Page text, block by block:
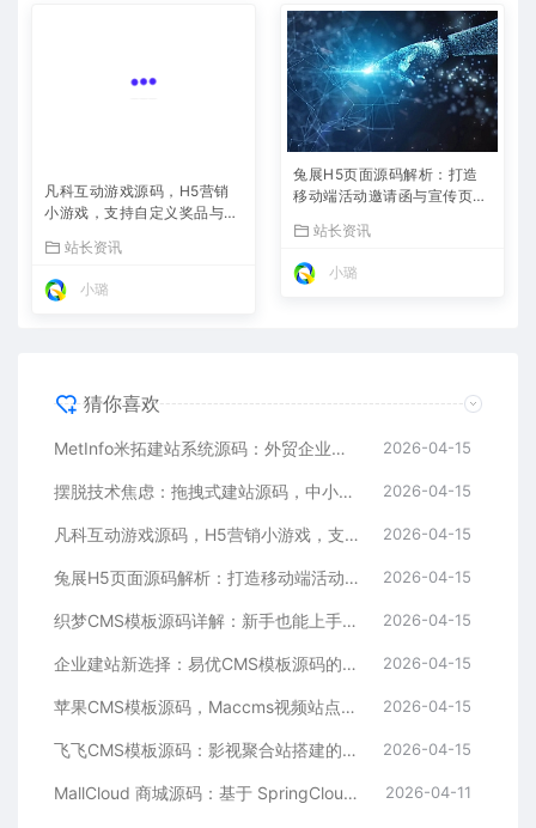
凡科互动游戏源码，H5营销
小游戏，支持自定义奖品与分
站长资讯
小璐
兔展H5页面源码解析：打造
移动端活动邀请函与宣传页的
站长资讯
小璐
猜你喜欢
MetInfo米拓建站系统源码：外贸企业官网的高性价比之选，内置SEO省心落地 2026-04-15
摆脱技术焦虑：拖拽式建站源码，中小企业的数字化捷径 2026-04-15
凡科互动游戏源码，H5营销小游戏，支持自定义奖品与分享 2026-04-15
兔展H5页面源码解析：打造移动端活动邀请函与宣传页的利器 2026-04-15
织梦CMS模板源码详解：新手也能上手的DedeCMS二次开发与建站指南 2026-04-15
企业建站新选择：易优CMS模板源码的多语言与SEO优势 2026-04-15
苹果CMS模板源码，Maccms视频站点，影视资源站模板首选 2026-04-15
飞飞CMS模板源码：影视聚合站搭建的理想之选 2026-04-15
MallCloud 商城源码：基于 SpringCloud Alibaba 的高并发电商系统深度解析 2026-04-11